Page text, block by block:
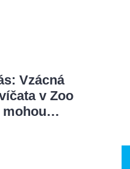
Vzácná
v Zoo
mohou…